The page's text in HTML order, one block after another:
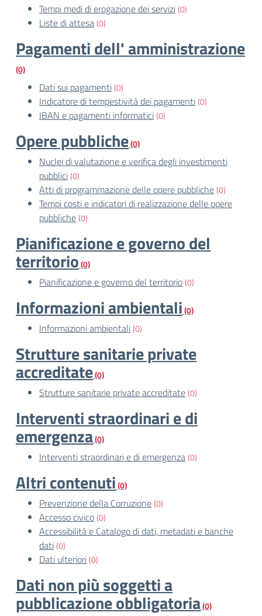
Tempi medi di erogazione dei servizi(0)
Liste di attesa(0)
Pagamenti dell' amministrazione
(0)
Dati sui pagamenti(0)
Indicatore di tempestività dei pagamenti(0)
IBAN e pagamenti informatici(0)
Opere pubbliche(0)
Nuclei di valutazione e verifica degli investimenti
pubblici(0)
Atti di programmazione delle opere pubbliche(0)
Tempi costi e indicatori di realizzazione delle opere
pubbliche(0)
Pianificazione e governo del
territorio(0)
Pianificazione e governo del territorio(0)
Informazioni ambientali(0)
Informazioni ambientali(0)
Strutture sanitarie private
accreditate(0)
Strutture sanitarie private accreditate(0)
Interventi straordinari e di
emergenza(0)
Interventi straordinari e di emergenza(0)
Altri contenuti(0)
Prevenzione della Corruzione(0)
Accesso civico(0)
Accessibilità e Catalogo di dati, metadati e banche
dati(0)
Dati ulteriori(0)
Dati non più soggetti a
pubblicazione obbligatoria(0)